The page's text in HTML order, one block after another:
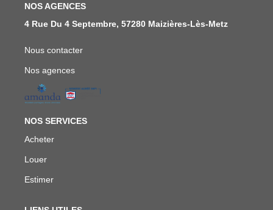
CONTACT
NOS AGENCES
4 Rue Du 4 Septembre, 57280 Maizières-Lès-Metz
Nous contacter
Nos agences
NOS SERVICES
Acheter
Louer
Estimer